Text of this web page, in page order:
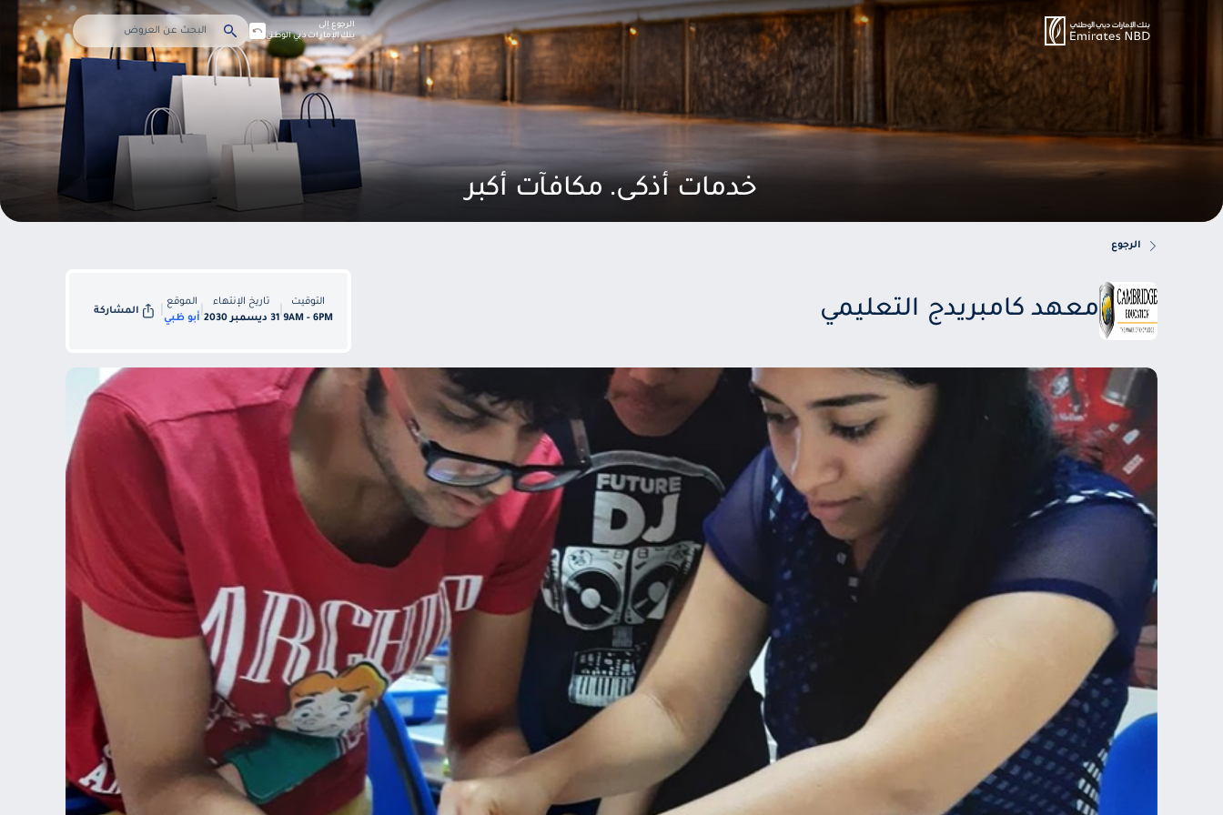
خدمات أذكى. مكافآت أكبر
الرجوع إلى
بنك الإمارات دبي الوطني
الرجوع
معهد كامبريدج التعليمي
التوقيت
9AM - 6PM
تاريخ الإنتهاء
31 ديسمبر 2030
الموقع
أبو ظبي
المشاركة